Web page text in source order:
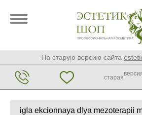
На старую версию сайта
старая